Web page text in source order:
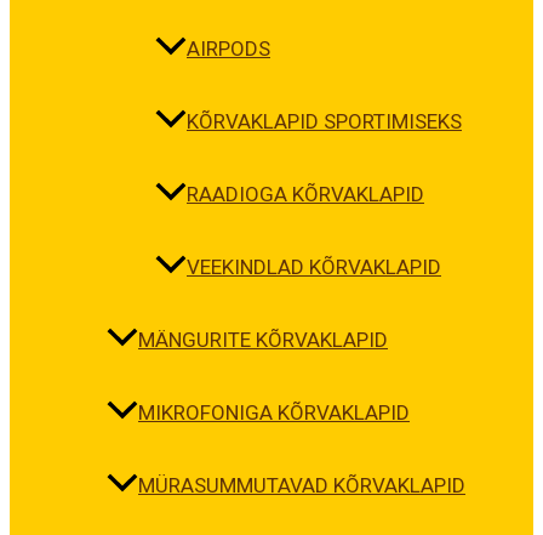
AIRPODS
KÕRVAKLAPID SPORTIMISEKS
RAADIOGA KÕRVAKLAPID
VEEKINDLAD KÕRVAKLAPID
MÄNGURITE KÕRVAKLAPID
MIKROFONIGA KÕRVAKLAPID
MÜRASUMMUTAVAD KÕRVAKLAPID